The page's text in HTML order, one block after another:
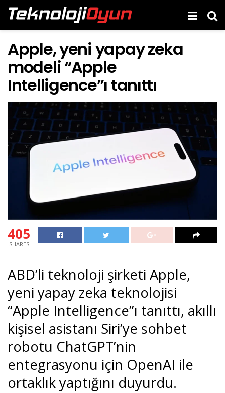
Apple, yeni yapay zeka
modeli “Apple
Intelligence”ı tanıttı
405
SHARES
ABD’li teknoloji şirketi Apple,
yeni yapay zeka teknolojisi
“Apple Intelligence”ı tanıttı, akıllı
kişisel asistanı Siri’ye sohbet
robotu ChatGPT’nin
entegrasyonu için OpenAI ile
ortaklık yaptığını duyurdu.